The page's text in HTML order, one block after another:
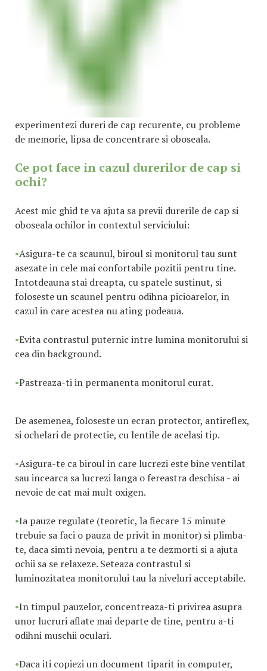
experimentezi dureri de cap recurente, cu probleme
de memorie, lipsa de concentrare si oboseala.
Ce pot face in cazul durerilor de cap si
ochi?
Acest mic ghid te va ajuta sa previi durerile de cap si
oboseala ochilor in contextul serviciului:
•Asigura-te ca scaunul, biroul si monitorul tau sunt
asezate in cele mai confortabile pozitii pentru tine.
Intotdeauna stai dreapta, cu spatele sustinut, si
foloseste un scaunel pentru odihna picioarelor, in
cazul in care acestea nu ating podeaua.
•Evita contrastul puternic intre lumina monitorului si
cea din background.
•Pastreaza-ti in permanenta monitorul curat.
De asemenea, foloseste un ecran protector, antireflex,
si ochelari de protectie, cu lentile de acelasi tip.
•Asigura-te ca biroul in care lucrezi este bine ventilat
sau incearca sa lucrezi langa o fereastra deschisa - ai
nevoie de cat mai mult oxigen.
•Ia pauze regulate (teoretic, la fiecare 15 minute
trebuie sa faci o pauza de privit in monitor) si plimba-
te, daca simti nevoia, pentru a te dezmorti si a ajuta
ochii sa se relaxeze. Seteaza contrastul si
luminozitatea monitorului tau la niveluri acceptabile.
•In timpul pauzelor, concentreaza-ti privirea asupra
unor lucruri aflate mai departe de tine, pentru a-ti
odihni muschii oculari.
•Daca iti copiezi un document tiparit in computer,